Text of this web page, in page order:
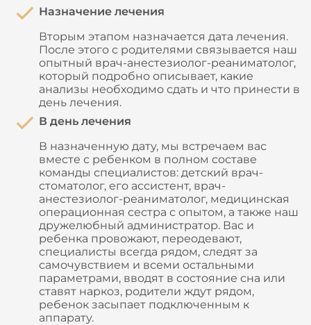
Назначение лечения
Вторым этапом назначается дата лечения.
После этого с родителями связывается наш
опытный врач-анестезиолог-реаниматолог,
который подробно описывает, какие
анализы необходимо сдать и что принести в
день лечения.
В день лечения
В назначенную дату, мы встречаем вас
вместе с ребенком в полном составе
команды специалистов: детский врач-
стоматолог, его ассистент, врач-
анестезиолог-реаниматолог, медицинская
операционная сестра с опытом, а также наш
дружелюбный администратор. Вас и
ребенка провожают, переодевают,
специалисты всегда рядом, следят за
самочувствием и всеми остальными
параметрами, вводят в состояние сна или
ставят наркоз, родители ждут рядом,
ребенок засыпает подключенным к
аппарату.